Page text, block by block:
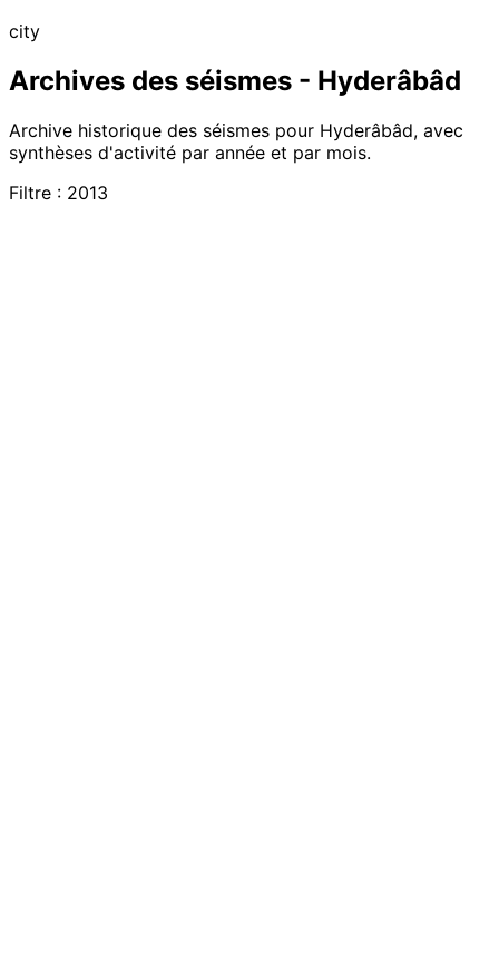
city
Archives des séismes - Hyderâbâd
Archive historique des séismes pour Hyderâbâd, avec
synthèses d'activité par année et par mois.
Filtre : 2013